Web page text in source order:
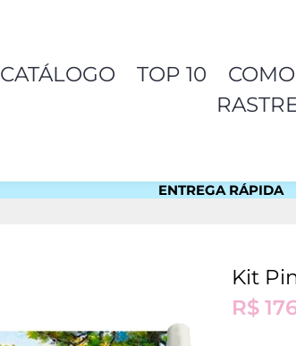
CATÁLOGO TOP 10
ENTREGA RÁPIDA
ESTOQUE NO BRASIL
Kit
R$